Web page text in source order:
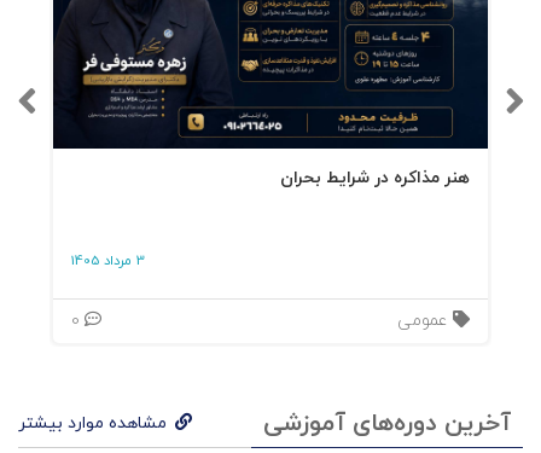
کوتاه و شیرین
درباره بخش
برنامهریزی
هنر مذاکره در شرایط بحران
3 مرداد 1405
عمومی
آخرین دوره‌های آموزشی مشاهده موارد بیشتر